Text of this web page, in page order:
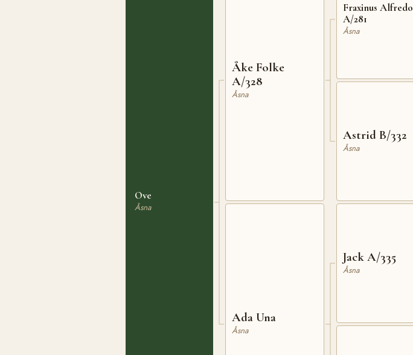
Ove
Åsna
Åke Folke
A/328
Åsna
Ada Una
Åsna
Fraxinus Alfredo
A/281
Åsna
Astrid B/332
Åsna
Jack A/335
Åsna